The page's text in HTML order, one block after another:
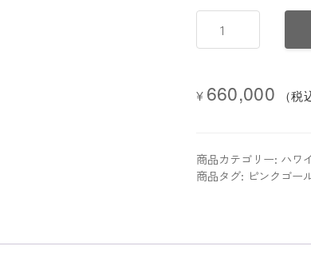
ム
製
法
K14
¥ 660,000 （税
商品カテゴリー: ハワ
商品タグ: ピンクゴー